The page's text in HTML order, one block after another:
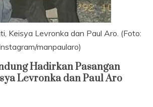
Keisya Levronka dan Paul Aro. (Foto:
manpaularo)
Hadirkan Pasangan
Levronka dan Paul Aro